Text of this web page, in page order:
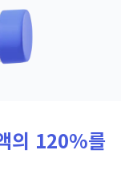
의 120%를